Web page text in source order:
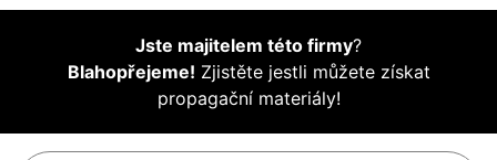
Jste majitelem této firmy?
Blahopřejeme! Zjistěte jestli můžete získat
propagační materiály!